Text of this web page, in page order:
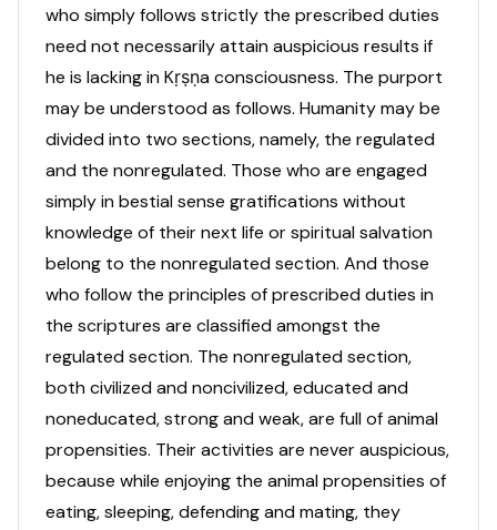
who simply follows strictly the prescribed duties
need not necessarily attain auspicious results if
he is lacking in Kṛṣṇa consciousness. The purport
may be understood as follows. Humanity may be
divided into two sections, namely, the regulated
and the nonregulated. Those who are engaged
simply in bestial sense gratifications without
knowledge of their next life or spiritual salvation
belong to the nonregulated section. And those
who follow the principles of prescribed duties in
the scriptures are classified amongst the
regulated section. The nonregulated section,
both civilized and noncivilized, educated and
noneducated, strong and weak, are full of animal
propensities. Their activities are never auspicious,
because while enjoying the animal propensities of
eating, sleeping, defending and mating, they